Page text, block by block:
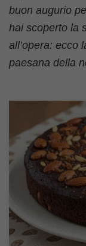
buon augurio
hai scoperto la
all’opera: ecco
paesana della